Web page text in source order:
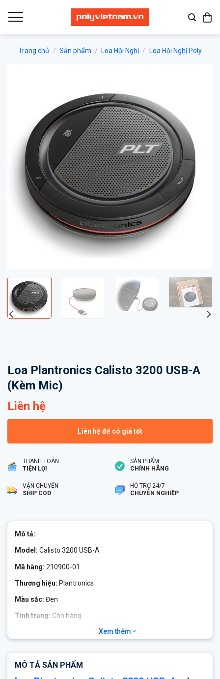
qua
Trang chủ / Sản phẩm / Loa Hội Nghị / Loa Hội Nghị Poly
Loa Plantronics Calisto 3200 USB-A
(Kèm Mic)
Liên hệ
Liên hệ để có giá tốt
THANH TOÁN
TIỆN LỢI
SẢN PHẨM
CHÍNH HÃNG
VẬN CHUYỂN
SHIP COD
HỖ TRỢ 24/7
CHUYÊN NGHIỆP
Mô tả:
Model: Calisto 3200 USB-A
Mã hàng: 210900-01
Thương hiệu: Plantronics
Màu sắc: Đen
Tình trạng: Còn hàng
Lý tưởng cho các chuyên gia Doanh nghiệp làm việc tại văn
Xem thêm
MÔ TẢ SẢN PHẨM